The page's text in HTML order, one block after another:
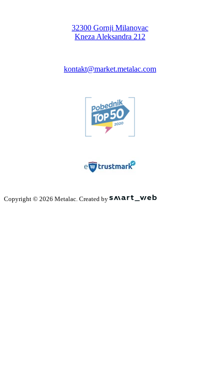
32300 Gornji Milanovac
Kneza Aleksandra 212
kontakt@market.metalac.com
Copyright © 2026 Metalac. Created by